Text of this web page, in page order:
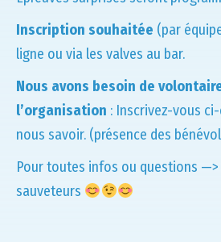
Inscription souhaitée (par
ligne ou via les valves au bar.
Nous avons besoin de
l’organisation : Inscrivez-vous
nous savoir. (présence des
Pour toutes infos ou questions
sauveteurs